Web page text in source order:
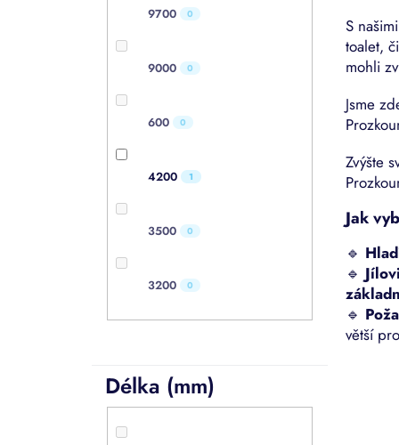
9700 0
9000 0
600 0
4200 1
3500 0
3200 0
Délka (mm)
S
toalet,
mohli
Jsme
Zvýšte
Jak
🔹
🔹
🔹
větší